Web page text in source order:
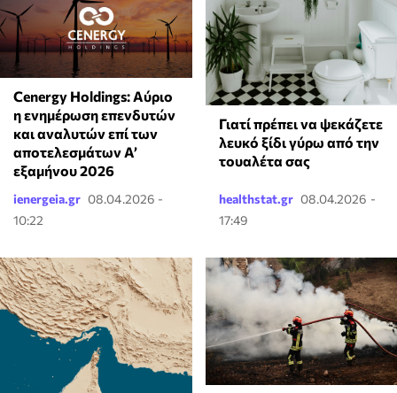
Cenergy Holdings: Αύριο
η ενημέρωση επενδυτών
και αναλυτών επί των
αποτελεσμάτων A’
εξαμήνου 2026
ienergeia.gr 08.04.2026 -
10:22
Γιατί πρέπει να ψεκάζετε
λευκό ξίδι γύρω από την
τουαλέτα σας
healthstat.gr 08.04.2026 -
17:49